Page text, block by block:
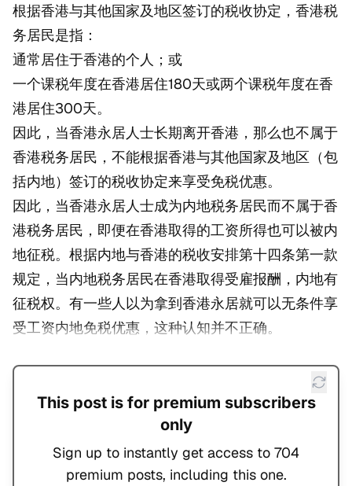
根据香港与其他国家及地区签订的税收协定，香港税
务居民是指：
通常居住于香港的个人；或
一个课税年度在香港居住180天或两个课税年度在香
港居住300天。
因此，当香港永居人士长期离开香港，那么也不属于
香港税务居民，不能根据香港与其他国家及地区（包
括内地）签订的税收协定来享受免税优惠。
因此，当香港永居人士成为内地税务居民而不属于香
港税务居民，即便在香港取得的工资所得也可以被内
地征税。根据内地与香港的税收安排第十四条第一款
规定，当内地税务居民在香港取得受雇报酬，内地有
征税权。有一些人以为拿到香港永居就可以无条件享
受工资内地免税优惠，这种认知并不正确。
This post is for premium subscribers
only
Sign up to instantly get access to 704
premium posts, including this one.